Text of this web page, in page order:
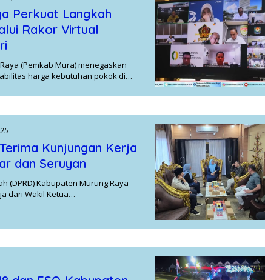
Perkuat Langkah
Rakor Virtual
(Pemkab Mura) menegaskan
harga kebutuhan pokok di…
Kunjungan Kerja
dan Seruyan
(DPRD) Kabupaten Murung Raya
dari Wakil Ketua…